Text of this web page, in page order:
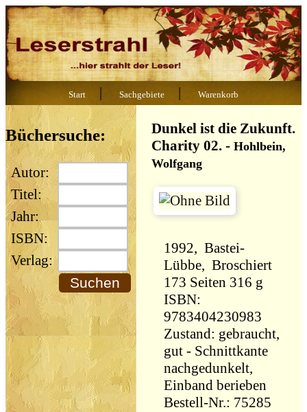
Start | Sachgebiete | Warenkorb
Büchersuche:
Autor:
Titel:
Jahr:
ISBN:
Verlag:
Dunkel ist die Zukunft.
Charity 02. -Hohlbein,
Wolfgang
1992, Bastei-
Lübbe, Broschiert
173 Seiten 316 g
ISBN:
9783404230983
Zustand: gebraucht,
gut - Schnittkante
nachgedunkelt,
Einband berieben
Bestell-Nr.: 75285